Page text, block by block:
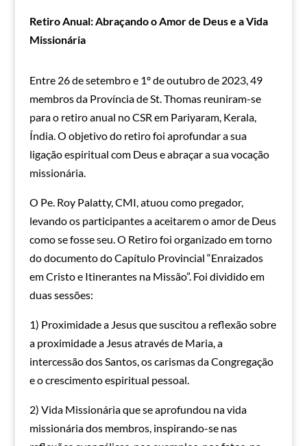
Retiro Anual: Abraçando o Amor de Deus e a Vida
Missionária
Entre 26 de setembro e 1º de outubro de 2023, 49
membros da Província de St. Thomas reuniram-se
para o retiro anual no CSR em Pariyaram, Kerala,
Índia. O objetivo do retiro foi aprofundar a sua
ligação espiritual com Deus e abraçar a sua vocação
missionária.
O Pe. Roy Palatty, CMI, atuou como pregador,
levando os participantes a aceitarem o amor de Deus
como se fosse seu. O Retiro foi organizado em torno
do documento do Capítulo Provincial “Enraizados
em Cristo e Itinerantes na Missão”. Foi dividido em
duas sessões:
1) Proximidade a Jesus que suscitou a reflexão sobre
a proximidade a Jesus através de Maria, a
intercessão dos Santos, os carismas da Congregação
e o crescimento espiritual pessoal.
2) Vida Missionária que se aprofundou na vida
missionária dos membros, inspirando-se nas